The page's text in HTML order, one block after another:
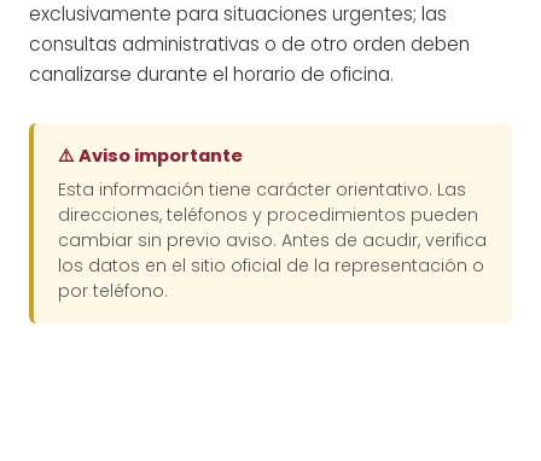
exclusivamente para situaciones urgentes; las
consultas administrativas o de otro orden deben
canalizarse durante el horario de oficina.
⚠️ Aviso importante
Esta información tiene carácter orientativo. Las
direcciones, teléfonos y procedimientos pueden
cambiar sin previo aviso. Antes de acudir, verifica
los datos en el sitio oficial de la representación o
por teléfono.